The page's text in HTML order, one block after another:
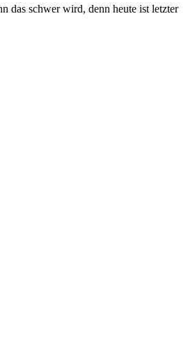
das schwer wird, denn heute ist letzter